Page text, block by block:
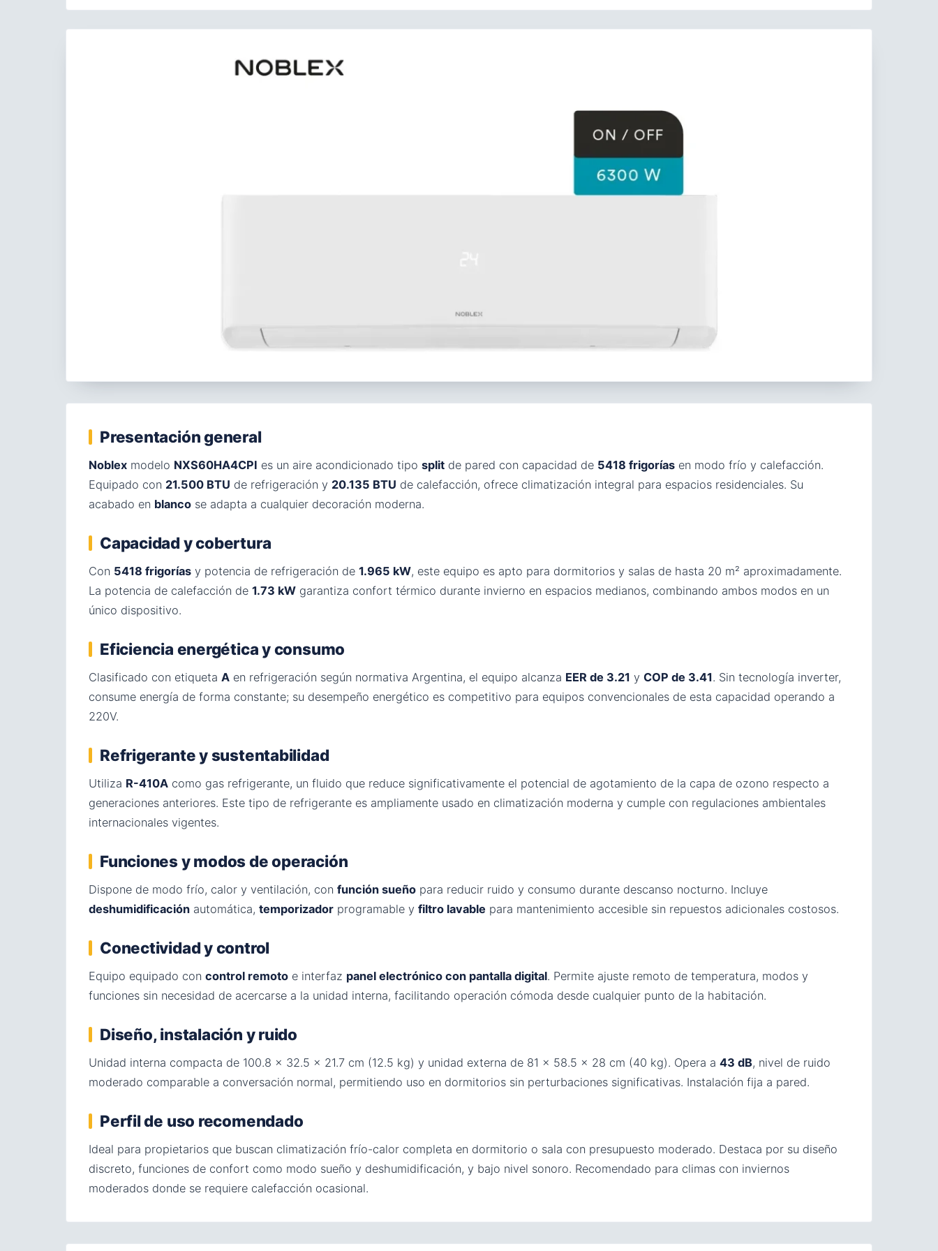
Presentación general
Noblex modelo NXS60HA4CPI es un aire acondicionado tipo split de pared con capacidad de 5418 frigorías en modo frío y calefacción.
Equipado con 21.500 BTU de refrigeración y 20.135 BTU de calefacción, ofrece climatización integral para espacios residenciales. Su
acabado en blanco se adapta a cualquier decoración moderna.
Capacidad y cobertura
Con 5418 frigorías y potencia de refrigeración de 1.965 kW, este equipo es apto para dormitorios y salas de hasta 20 m² aproximadamente.
La potencia de calefacción de 1.73 kW garantiza confort térmico durante invierno en espacios medianos, combinando ambos modos en un
único dispositivo.
Eficiencia energética y consumo
Clasificado con etiqueta A en refrigeración según normativa Argentina, el equipo alcanza EER de 3.21 y COP de 3.41. Sin tecnología inverter,
consume energía de forma constante; su desempeño energético es competitivo para equipos convencionales de esta capacidad operando a
220V.
Refrigerante y sustentabilidad
Utiliza R-410A como gas refrigerante, un fluido que reduce significativamente el potencial de agotamiento de la capa de ozono respecto a
generaciones anteriores. Este tipo de refrigerante es ampliamente usado en climatización moderna y cumple con regulaciones ambientales
internacionales vigentes.
Funciones y modos de operación
Dispone de modo frío, calor y ventilación, con función sueño para reducir ruido y consumo durante descanso nocturno. Incluye
deshumidificación automática, temporizador programable y filtro lavable para mantenimiento accesible sin repuestos adicionales costosos.
Conectividad y control
Equipo equipado con control remoto e interfaz panel electrónico con pantalla digital. Permite ajuste remoto de temperatura, modos y
funciones sin necesidad de acercarse a la unidad interna, facilitando operación cómoda desde cualquier punto de la habitación.
Diseño, instalación y ruido
Unidad interna compacta de 100.8 × 32.5 × 21.7 cm (12.5 kg) y unidad externa de 81 × 58.5 × 28 cm (40 kg). Opera a 43 dB, nivel de ruido
moderado comparable a conversación normal, permitiendo uso en dormitorios sin perturbaciones significativas. Instalación fija a pared.
Perfil de uso recomendado
Ideal para propietarios que buscan climatización frío-calor completa en dormitorio o sala con presupuesto moderado. Destaca por su diseño
discreto, funciones de confort como modo sueño y deshumidificación, y bajo nivel sonoro. Recomendado para climas con inviernos
moderados donde se requiere calefacción ocasional.